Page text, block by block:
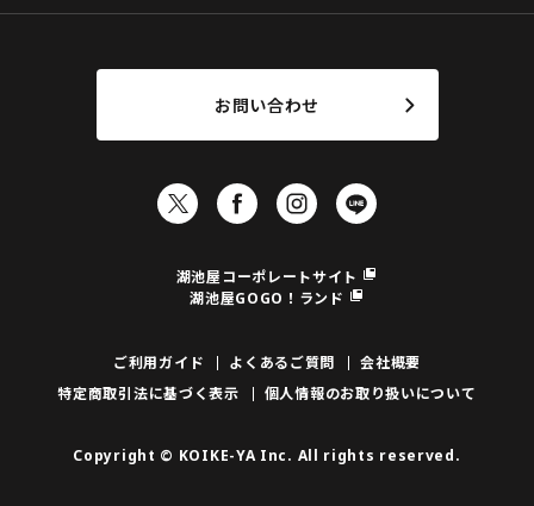
お問い合わせ
湖池屋コーポレートサイト
湖池屋GOGO！ランド
ご利用ガイド よくあるご質問
会社概要
特定商取引法に基づく表示
個人情報のお取り扱いについて
Copyright © KOIKE-YA Inc. All rights reserved.